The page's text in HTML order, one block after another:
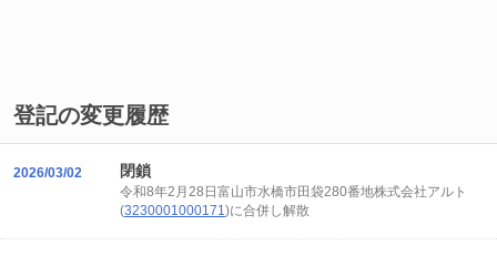
登記の変更履歴
2026/03/02 閉鎖
令和8年2月28日富山市水橋市田袋280番地株式会社アルト
(3230001000171)に合併し解散